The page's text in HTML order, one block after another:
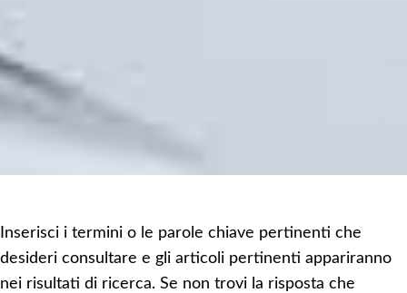
Inserisci i termini o le parole chiave pertinenti che
desideri consultare e gli articoli pertinenti appariranno
nei risultati di ricerca. Se non trovi la risposta che